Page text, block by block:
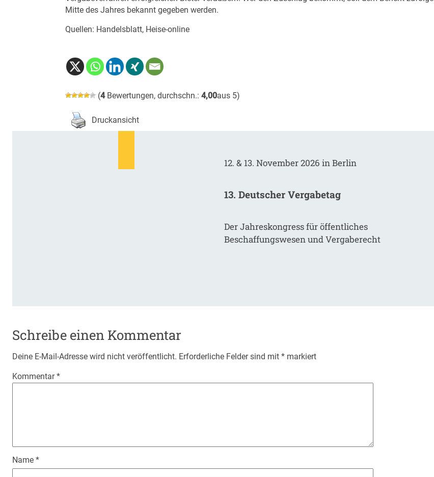
Mitte des Jahres bekannt gegeben werden.
Quellen: Handelsblatt, Heise-online
(4Bewertungen, durchschn.: 4,00aus 5)
Druckansicht
12. & 13. November 2026 in Berlin
13. Deutscher Vergabetag
Der Jahreskongress für öffentliches
Beschaffungswesen und Vergaberecht
Schreibe einen Kommentar
Deine E-Mail-Adresse wird nicht veröffentlicht. Erforderliche Felder sind mit * markiert
Kommentar*
Name *